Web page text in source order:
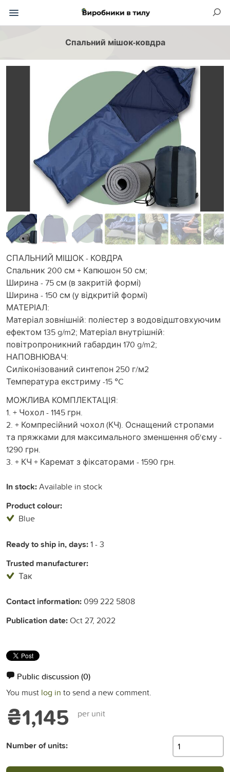
Спальний мішок-ковдра
СПАЛЬНИЙ МІШОК - КОВДРА
Спальник 200 см + Капюшон 50 см;
Ширина - 75 см (в закритій формі)
Ширина - 150 см (у відкритій формі)
МАТЕРІАЛ:
Матеріал зовнішній: поліестер з водовідштовхуючим
ефектом 135 g/m2; Матеріал внутрішній:
повітропроникний габардин 170 g/m2;
НАПОВНЮВАЧ:
Силіконізований синтепон 250 г/м2
Температура екстриму -15 °C
МОЖЛИВА КОМПЛЕКТАЦІЯ:
1. + Чохол - 1145 грн.
2. + Компресійний чохол (КЧ). Оснащений стропами
та пряжками для максимального зменшення об‘єму -
1290 грн.
3. + КЧ + Каремат з фіксаторами - 1590 грн.
In stock:Available in stock
Product colour:
Blue
Ready to ship in, days:1 - 3
Trusted manufacturer:
Так
Contact information:099 222 5808
Publication date:Oct 27, 2022
Public discussion (0)
You must log in to send a new comment.
₴1,145 per unit
Number of units: